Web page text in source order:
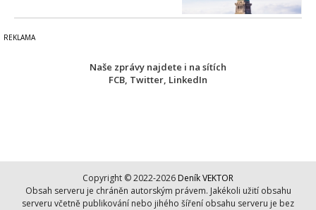
Naše zprávy najdete i na sítích
FCB, Twitter, LinkedIn
Copyright © 2022-2026 Deník VEKTOR
Obsah serveru je chráněn autorským právem. Jakékoli užití obsahu
serveru včetně publikování nebo jihého šíření obsahu serveru je bez